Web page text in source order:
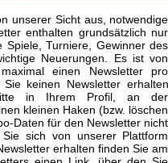
unserer Sicht aus, notwendige
enthalten grundsätzlich nur
Spiele, Turniere, Gewinner des
Neuerungen. Es ist von
einen Newsletter pro
keinen Newsletter erhalten
in Ihrem Profil, an der
kleinen Haken (bzw. löschen
Daten für den Newsletter nicht
sich von unserer Plattform
erhalten finden Sie am